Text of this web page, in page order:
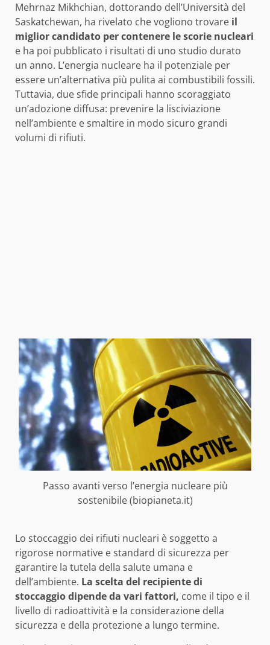
Mehrnaz Mikhchian, dottorando dell’Università del
Saskatchewan, ha rivelato che vogliono trovare il
miglior candidato per contenere le scorie nucleari
e ha poi pubblicato i risultati di uno studio durato
un anno. L’energia nucleare ha il potenziale per
essere un’alternativa più pulita ai combustibili fossili.
Tuttavia, due sfide principali hanno scoraggiato
un’adozione diffusa: prevenire la lisciviazione
nell’ambiente e smaltire in modo sicuro grandi
volumi di rifiuti.
Passo avanti verso l’energia nucleare più
sostenibile (biopianeta.it)
Lo stoccaggio dei rifiuti nucleari è soggetto a
rigorose normative e standard di sicurezza per
garantire la tutela della salute umana e
dell’ambiente. La scelta del recipiente di
stoccaggio dipende da vari fattori, come il tipo e il
livello di radioattività e la considerazione della
sicurezza e della protezione a lungo termine.